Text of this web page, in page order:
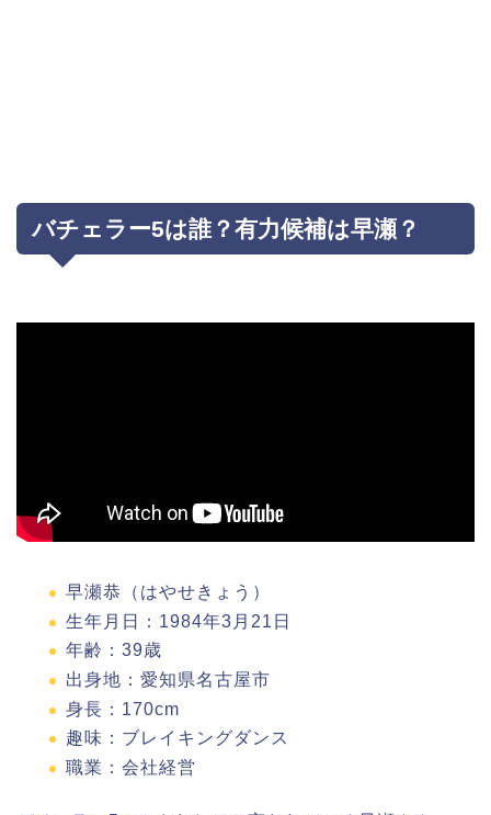
バチェラー5は誰？有力候補は早瀬？
早瀬恭（はやせきょう）
生年月日：1984年3月21日
年齢：39歳
出身地：愛知県名古屋市
身長：170cm
趣味：ブレイキングダンス
職業：会社経営